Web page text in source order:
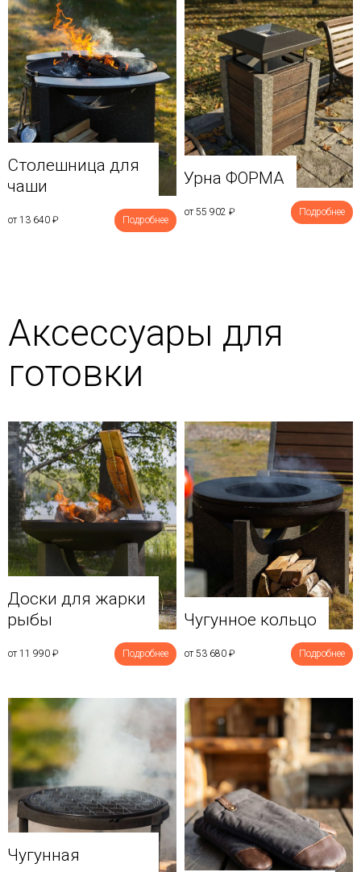
Столешница для
чаши
от 13 640 ₽ Подробнее
Урна ФОРМА
от 55 902 ₽ Подробнее
Аксессуары для
готовки
Доски для жарки
рыбы
от 11 990 ₽ Подробнее
Чугунное кольцо
от 53 680 ₽ Подробнее
Чугунная